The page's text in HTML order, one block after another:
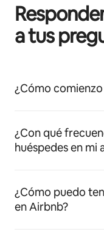
a tus
¿Cómo
¿Con qué
huéspedes en
¿Cómo puedo
en Airbnb?